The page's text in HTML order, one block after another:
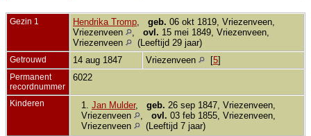
Gezin 1 Hendrika Tromp geb. 06 okt 1819, Vriezenveen,
Vriezenveen
ovl. 15 mei 1849, Vriezenveen,
Vriezenveen
(Leeftijd 29 jaar)
Getrouwd 14 aug 1847 Vriezenveen [5]
Permanent
recordnummer
6022
Kinderen 1. Jan Mulder, geb. 26 sep 1847, Vriezenveen,
Vriezenveen
ovl. 03 feb 1855, Vriezenveen,
Vriezenveen
(Leeftijd 7 jaar)